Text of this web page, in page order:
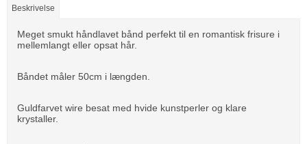
Beskrivelse
Meget smukt håndlavet bånd perfekt til en romantisk frisure i
mellemlangt eller opsat hår.
Båndet måler 50cm i længden.
Guldfarvet wire besat med hvide kunstperler og klare
krystaller.